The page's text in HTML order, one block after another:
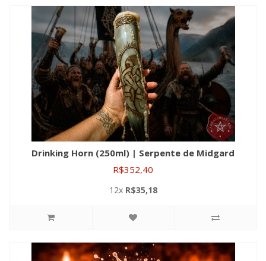
Drinking Horn (250ml) | Serpente de Midgard
R$352,40
12x R$35,18